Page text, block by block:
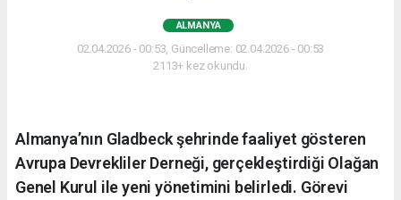
ALMANYA
02.04.2026 - 00:53, Güncelleme: 02.04.2026 - 00:53
2113+ kez okundu.
Almanya’nın Gladbeck şehrinde faaliyet gösteren
Avrupa Devrekliler Derneği, gerçekleştirdiği Olağan
Genel Kurul ile yeni yönetimini belirledi. Görevi